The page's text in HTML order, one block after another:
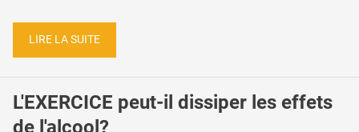
LIRE LA SUITE
L'EXERCICE peut-il dissiper les effets
de l'alcool?